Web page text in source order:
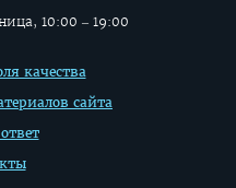
информация
качества
сайта
10:00 – 19:00